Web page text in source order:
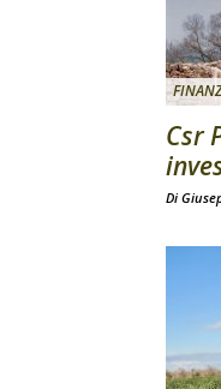
Csr
Di